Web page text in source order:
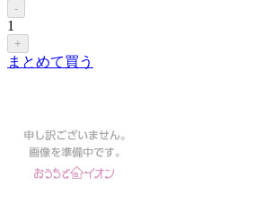
-
1
+
まとめて買う